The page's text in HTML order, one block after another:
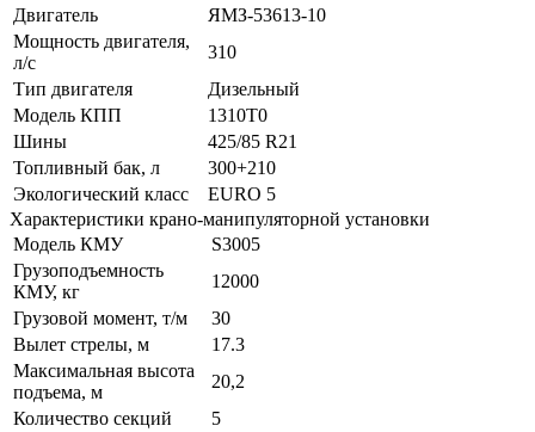
Двигатель
ЯМЗ-53613-10
Мощность двигателя,
л/с
310
Тип двигателя
Дизельный
Модель КПП
1310T0
Шины
425/85 R21
Топливный бак, л
300+210
Экологический класс
EURO 5
Характеристики крано-манипуляторной установки
Модель КМУ
S3005
Грузоподъемность
КМУ, кг
12000
Грузовой момент, т/м
30
Вылет стрелы, м
17.3
Максимальная высота
подъема, м
20,2
Количество секций
5